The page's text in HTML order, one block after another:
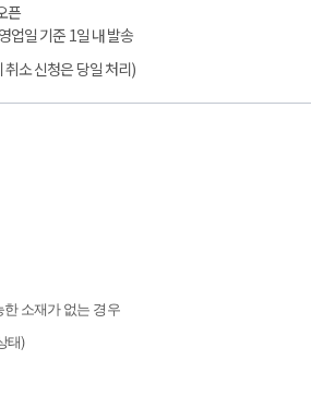
픈
업일 기준 1일 내 발송
소 신청은 당일 처리)
소재가 없는 경우
태)